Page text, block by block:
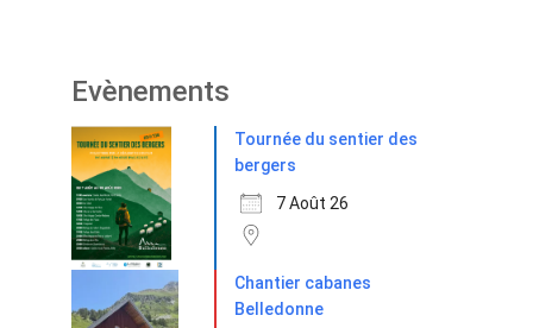
Evènements
Tournée du sentier des
bergers
7 Août 26
Chantier cabanes
Belledonne